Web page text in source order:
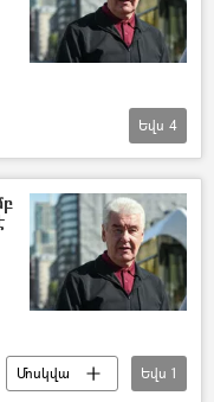
Դոնբասի պաշտպանություն. ՌԴ–ի ռազմական հատուկ գործողությունը Ուկրաինայում
Եվս 4
Մոսկվա
Եվս 1